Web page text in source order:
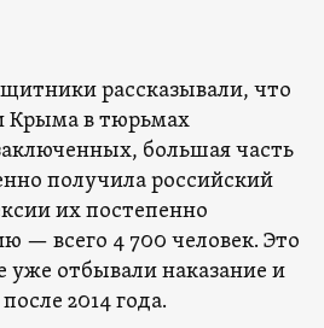
рассказывали, что
Крыма в тюрьмах
большая часть
получила российский
их постепенно
— всего 4 700 человек. Это
отбывали наказание и
2014 года.